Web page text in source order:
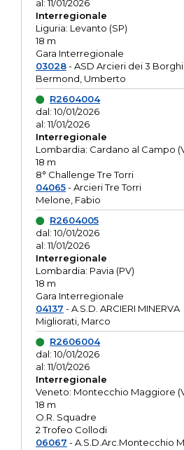
al: 11/01/2026
Interregionale
Liguria: Levanto (SP)
18 m
Gara Interregionale
03028- ASD Arcieri dei 3 Borghi
Bermond, Umberto
R2604004
dal: 10/01/2026
al: 11/01/2026
Interregionale
Lombardia: Cardano al Campo
18 m
8° Challenge Tre Torri
04065- Arcieri Tre Torri
Melone, Fabio
R2604005
dal: 10/01/2026
al: 11/01/2026
Interregionale
Lombardia: Pavia (PV)
18 m
Gara Interregionale
04137 - A.S.D. ARCIERI MINERVA
Migliorati, Marco
R2606004
dal: 10/01/2026
al: 11/01/2026
Interregionale
Veneto: Montecchio Maggiore
18 m
O.R. Squadre
2 Trofeo Collodi
06067 - A.S.D.Arc.Montecchio